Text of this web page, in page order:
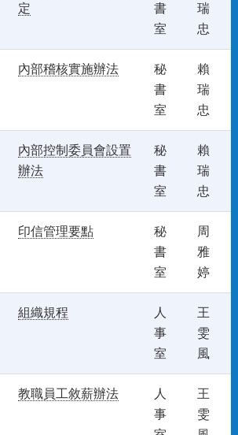
定
書
室
瑞
忠
內部稽核實施辦法
秘
書
室
賴
瑞
忠
內部控制委員會設置
辦法
秘
書
室
賴
瑞
忠
印信管理要點
秘
書
室
周
雅
婷
組織規程
人
事
室
王
雯
風
教職員工敘薪辦法
人
事
王
雯